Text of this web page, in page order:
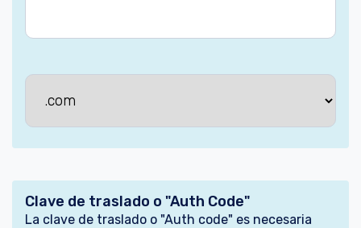
Clave de traslado o "Auth Code"
La clave de traslado o "Auth code" es necesaria